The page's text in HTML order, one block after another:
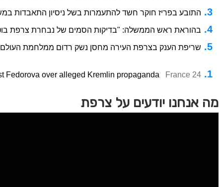
התובע בפריז חוקר חשד להתעמרות בשל ניסיון התאבדות
בהוראת ראש הממשלה: "בדיקות הסמים של נבחרת צרפת
שריפת הענק בצרפת העירה מחסן נשק רדום ממלחמת העולם
Fedorova over alleged Kremlin propaganda France 24
מה אנחנו יודעים על צרפת